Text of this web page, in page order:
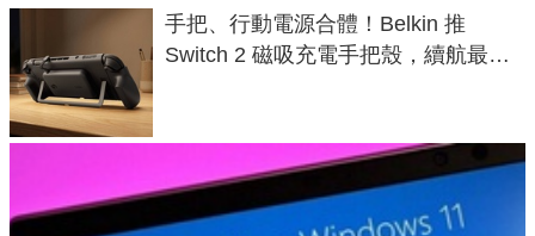
手把、行動電源合體！Belkin 推
Switch 2 磁吸充電手把殼，續航最高